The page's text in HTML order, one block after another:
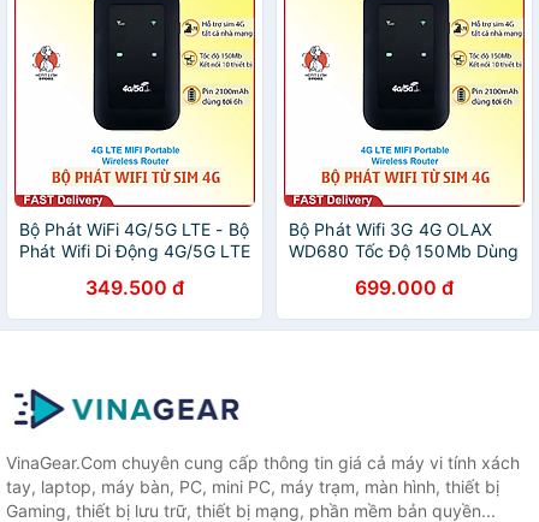
Bộ Phát WiFi 4G/5G LTE - Bộ
Phát Wifi Di Động 4G/5G LTE
150Mb Hỗ Trợ Tất Cả Nhà
Mạng - Hàng Chính Hãng
349.500 đ
Bộ Phát Wifi 3G 4G OLAX
WD680 Tốc Độ 150Mb Dùng
Gọn Tiện Lợi - Hàng Chính
hãng
699.000 đ
VinaGear.Com chuyên cung cấp thông tin giá cả máy vi tính xách
tay, laptop, máy bàn, PC, mini PC, máy trạm, màn hình, thiết bị
Gaming, thiết bị lưu trữ, thiết bị mạng, phần mềm bản quyền...